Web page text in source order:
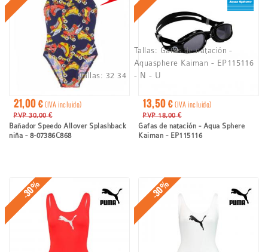
21,00 €(IVA incluido)
PVP 30,00 €
Bañador Speedo Allover Splashback
niña - 8-07386C868
Tallas: 32 34
13,50 €(IVA incluido)
PVP 18,00 €
Gafas de natación - Aqua Sphere
Kaiman - EP115116
Tallas: Gafas de natación -
Aquasphere Kaiman - EP115116
- N - U
-30% -30%